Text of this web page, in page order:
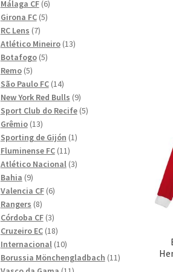
Málaga CF 66
produkter
Girona FC 55
RC Lens 77
produkter
Atlético Mineiro 1313
Botafogo 55
Remo 55
produkter
São Paulo FC 1414
produkter
New York Red Bulls 99
produkter
Sport Club do Recife 55
Grêmio 1313
produkter
Sporting de Gijón 11
Fluminense FC 1111
produkter
Atlético Nacional 33
Bahia 99
produkter
Valencia CF 66
Rangers 88
produkter
Córdoba CF 33
produkter
Cruzeiro EC 1818
produkter
Internacional 1010
produkter
Borussia Mönchengladbach 1111